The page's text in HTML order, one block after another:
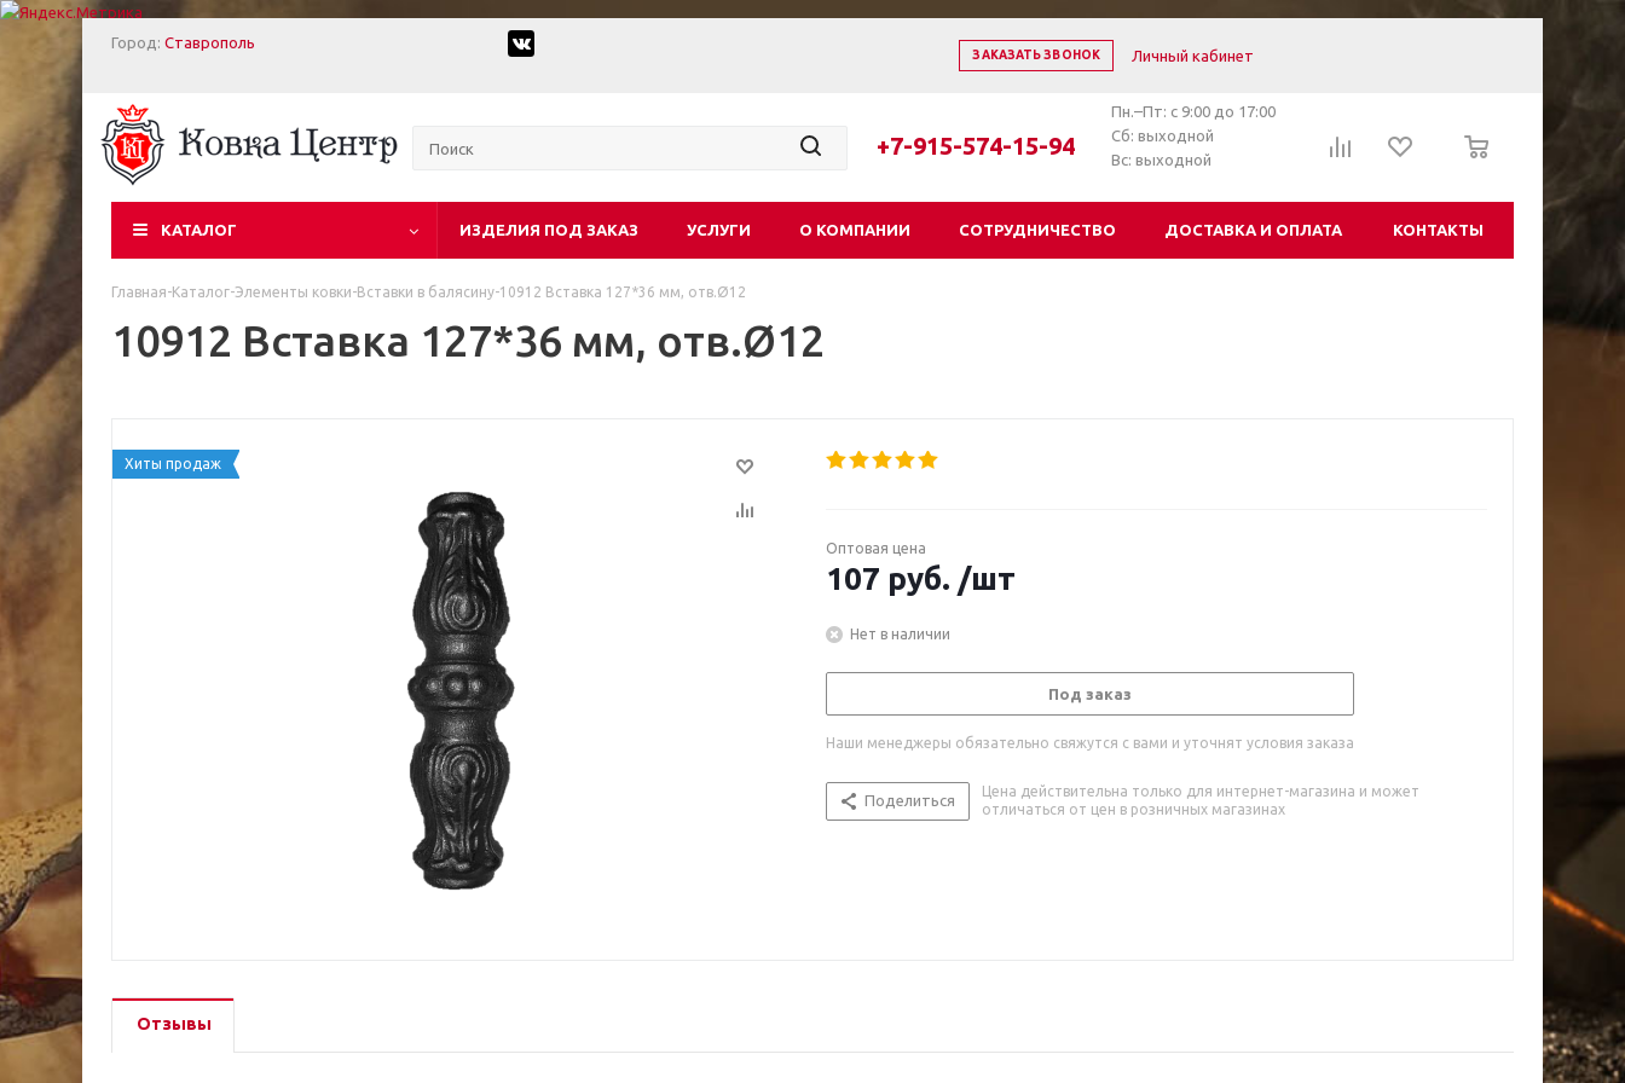
Город: Ставрополь
ЗАКАЗАТЬ ЗВОНОК Личный кабинет
+7-915-574-15-94
Пн.–Пт: с 9:00 до 17:00
Сб: выходной
Вс: выходной
КАТАЛОГ ИЗДЕЛИЯ ПОД ЗАКАЗ УСЛУГИ О КОМПАНИИ СОТРУДНИЧЕСТВО ДОСТАВКА И ОПЛАТА КОНТАКТЫ
Главная-Каталог-Элементы ковки-Вставки в балясину-10912 Вставка 127*36 мм, отв.Ø12
10912 Вставка 127*36 мм, отв.Ø12
Хиты продаж
Оптовая цена
107 руб. /шт
Нет в наличии
Под заказ
Наши менеджеры обязательно свяжутся с вами и уточнят условия заказа
Поделиться
Цена действительна только для интернет-магазина и может
отличаться от цен в розничных магазинах
Отзывы